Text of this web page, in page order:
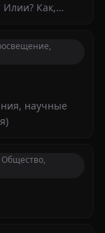
Как,
Израиля?
быть взятым
научные